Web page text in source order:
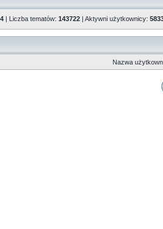
| Liczba tematów: 143722 | Aktywni użytkownicy:
Nazwa